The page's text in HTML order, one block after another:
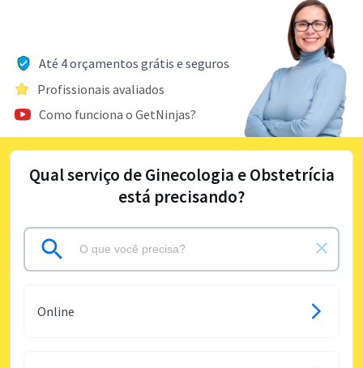
Até 4 orçamentos grátis e seguros
Profissionais avaliados
Como funciona o GetNinjas?
Qual serviço de Ginecologia e Obstetrícia
está precisando?
Online